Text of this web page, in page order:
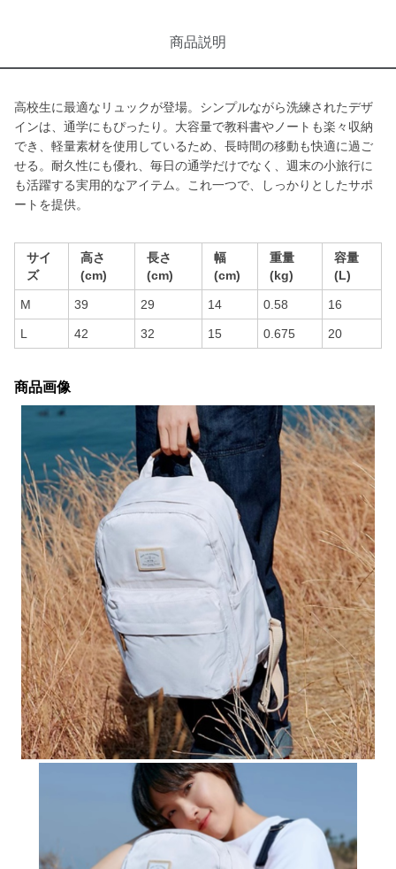
商品説明
高校生に最適なリュックが登場。シンプルながら洗練されたデザ
インは、通学にもぴったり。大容量で教科書やノートも楽々収納
でき、軽量素材を使用しているため、長時間の移動も快適に過ご
せる。耐久性にも優れ、毎日の通学だけでなく、週末の小旅行に
も活躍する実用的なアイテム。これ一つで、しっかりとしたサポ
ートを提供。
サイ
ズ
高さ
(cm)
長さ
(cm)
幅
(cm)
重量
(kg)
容量
(L)
M 39 29 14 0.58 16
L 42 32 15 0.675 20
商品画像